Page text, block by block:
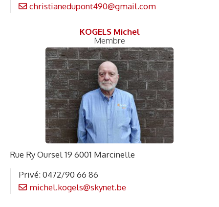
christianedupont490@gmail.com
KOGELS Michel
Membre
Rue Ry Oursel 19 6001 Marcinelle
Privé: 0472/90 66 86
michel.kogels@skynet.be